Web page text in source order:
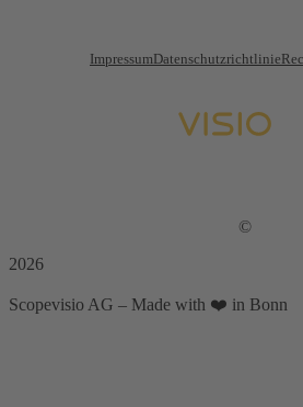
ImpressumDatenschutzrichtlinie
©
2026
Scopevisio AG – Made with ❤️ in Bonn